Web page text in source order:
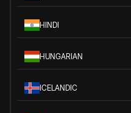
HINDI
HUNGARIAN
ICELANDIC